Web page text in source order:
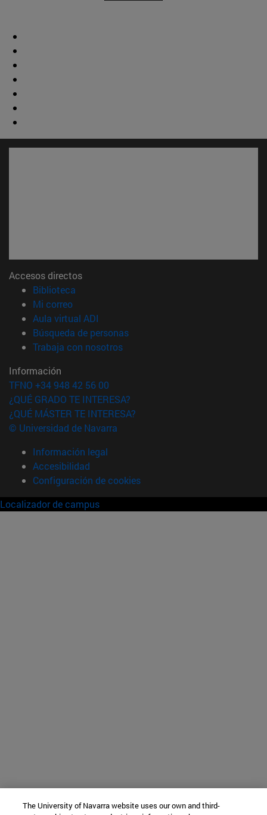
Accesos directos
Biblioteca
Mi correo(abre en nueva ventana)
Aula virtual ADI
Búsqueda de personas(abre en nueva ventana)
Trabaja con nosotros(abre en nueva ventana)
Información
TFNO +34 948 42 56 00
¿QUÉ GRADO TE INTERESA?
¿QUÉ MÁSTER TE INTERESA?
© Universidad de Navarra
Información legal
Accesibilidad
Configuración de cookies
Localizador de campus
The University of Navarra website uses our own and third-